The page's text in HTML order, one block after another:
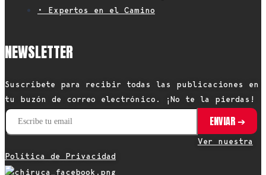
• Expertos en el Camino
NEWSLETTER
Suscríbete para recibir todas las publicaciones en
tu buzón de correo electrónico. ¡No te la pierdas!
Ver nuestra
Política de Privacidad